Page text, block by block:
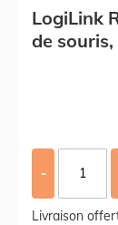
LogiLink
de
-
Livraison